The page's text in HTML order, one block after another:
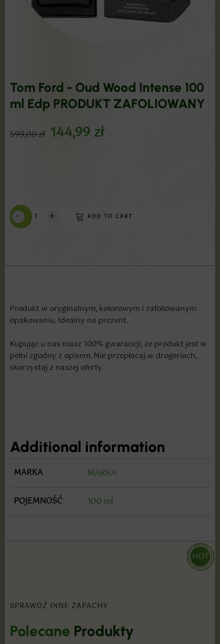
Tom Ford - Oud Wood Intense 100
ml Edp PRODUKT ZAFOLIOWANY
599,00zł 144,99zł
- + ADD TO CART
Produkt w oryginalnym, kolorowym i zafoliowanym
opakowaniu. Idealny na prezent.
Kupując u nas masz 100% gwarancji, że produkt jest w
pełni zgodny z opisem. Nie przepłacaj w drogeriach,
skorzystaj z naszej oferty.
Additional information
MARKA MARKA
POJEMNOŚĆ 100 ml
SPRAWDŹ INNE ZAPACHY
Polecane Produkty
HOT
HOT
HOT